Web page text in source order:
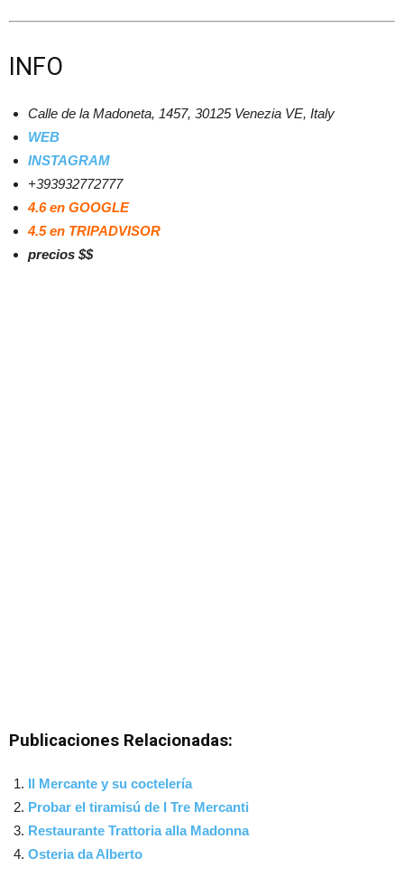
INFO
Calle de la Madoneta, 1457, 30125 Venezia VE, Italy
WEB
INSTAGRAM
+393932772777
4.6 en GOOGLE
4.5 en TRIPADVISOR
precios $$
Publicaciones Relacionadas:
Il Mercante y su coctelería
Probar el tiramisú de I Tre Mercanti
Restaurante Trattoria alla Madonna
Osteria da Alberto